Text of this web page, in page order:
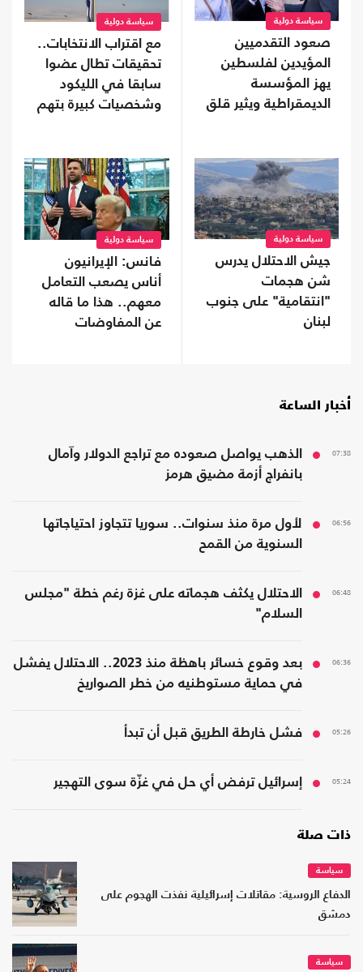
سياسة دولية
صعود التقدميين
المؤيدين لفلسطين
يهز المؤسسة
الديمقراطية ويثير قلق
سياسة دولية
مع اقتراب الانتخابات..
تحقيقات تطال عضوا
سابقا في الليكود
وشخصيات كبيرة بتهم
سياسة دولية
جيش الاحتلال يدرس
شن هجمات
"انتقامية" على جنوب
لبنان
سياسة دولية
فانس: الإيرانيون
أناس يصعب التعامل
معهم.. هذا ما قاله
عن المفاوضات
أخبار الساعة
07:38
الذهب يواصل صعوده مع تراجع الدولار وآمال
بانفراج أزمة مضيق هرمز
06:56
لأول مرة منذ سنوات.. سوريا تتجاوز احتياجاتها
السنوية من القمح
06:48
الاحتلال يكثف هجماته على غزة رغم خطة "مجلس
السلام"
06:36
بعد وقوع خسائر باهظة منذ 2023.. الاحتلال يفشل
في حماية مستوطنيه من خطر الصواريخ
05:26 فشل خارطة الطريق قبل أن تبدأ
05:24 إسرائيل ترفض أي حل في غزّة سوى التهجير
ذات صلة
سياسة
الدفاع الروسية: مقاتلات إسرائيلية نفذت الهجوم على
دمشق
سياسة